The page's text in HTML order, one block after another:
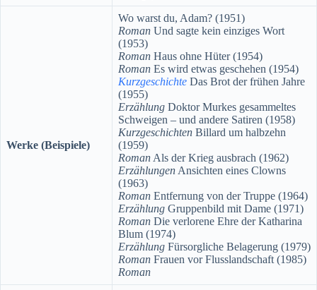
Werke (Beispiele)
Wo warst du, Adam? (1951)
Roman Und sagte kein einziges Wort
(1953)
Roman Haus ohne Hüter (1954)
Roman Es wird etwas geschehen (1954)
Kurzgeschichte Das Brot der frühen Jahre
(1955)
Erzählung Doktor Murkes gesammeltes
Schweigen – und andere Satiren (1958)
Kurzgeschichten Billard um halbzehn
(1959)
Roman Als der Krieg ausbrach (1962)
Erzählungen Ansichten eines Clowns
(1963)
Roman Entfernung von der Truppe (1964)
Erzählung Gruppenbild mit Dame (1971)
Roman Die verlorene Ehre der Katharina
Blum (1974)
Erzählung Fürsorgliche Belagerung (1979)
Roman Frauen vor Flusslandschaft (1985)
Roman